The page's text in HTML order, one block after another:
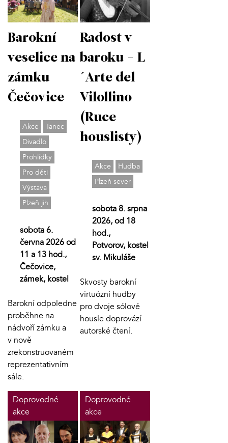
Barokní
veselice na
zámku
Čečovice
Akce
Tanec
Divadlo
Prohlídky
Pro děti
Výstava
Plzeň jih
sobota 6.
června 2026 od
11 a 13 hod.,
Čečovice,
zámek, kostel
Barokní odpoledne
proběhne na
nádvoří zámku a
v nově
zrekonstruovaném
reprezentativním
sále.
Radost v
baroku - L
´Arte del
Vilollino
(Ruce
houslisty)
Akce
Hudba
Plzeň sever
sobota 8. srpna
2026, od 18
hod.,
Potvorov, kostel
sv. Mikuláše
Skvosty barokní
virtuózní hudby
pro dvoje sólové
housle doprovází
autorské čtení.
Doprovodné
akce
Doprovodné
akce